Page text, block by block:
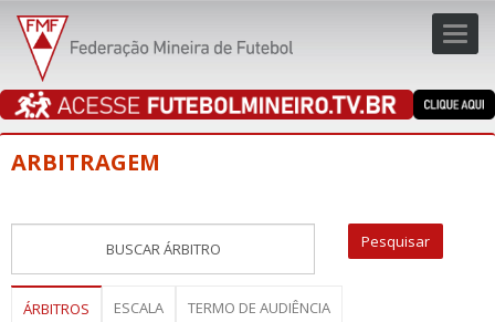
ARBITRAGEM
ÁRBITROS ESCALA TERMO DE AUDIÊNCIA